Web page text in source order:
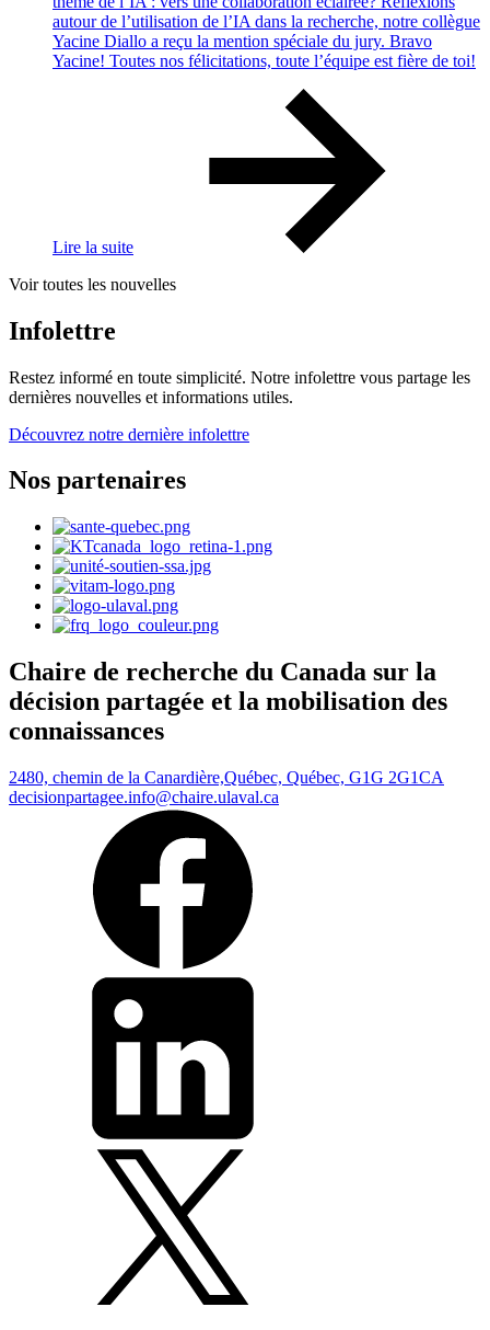
autour de l’utilisation de l’IA dans la recherche, notre collègue
Yacine Diallo a reçu la mention spéciale du jury. Bravo
Yacine! Toutes nos félicitations, toute l’équipe est fière de toi!
Lire la suite
Voir toutes les nouvelles
Infolettre
Restez informé en toute simplicité. Notre infolettre vous partage les
dernières nouvelles et informations utiles.
Découvrez notre dernière infolettre
Nos partenaires
Chaire de recherche du Canada sur la
décision partagée et la mobilisation des
connaissances
2480, chemin de la Canardière,Québec, Québec, G1G 2G1CA
decisionpartagee.info@chaire.ulaval.ca